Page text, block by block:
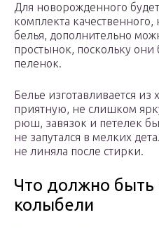
Для новорожденного
комплекта качественного,
белья, дополнительно
простынок, поскольку они
пеленок.
Белье изготавливается
приятную, не слишком
рюш, завязок и петелек
не запутался в мелких
не линяла после стирки.
Что должно быть
колыбели